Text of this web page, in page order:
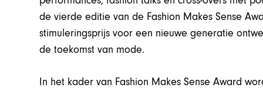
de vierde editie van de Fashion Makes Sense
stimuleringsprijs voor een nieuwe generatie
de toekomst van mode.
In het kader van Fashion Makes Sense Award